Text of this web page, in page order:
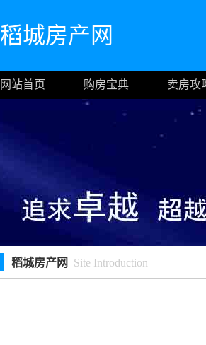
稻城房产网
网站首页 购房宝典 卖房攻
稻城房产网 Site Introduction